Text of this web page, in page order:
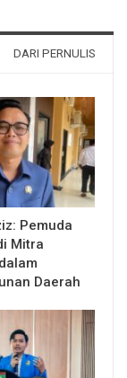
DARI PERNULIS
Pemuda
Mitra
Daerah